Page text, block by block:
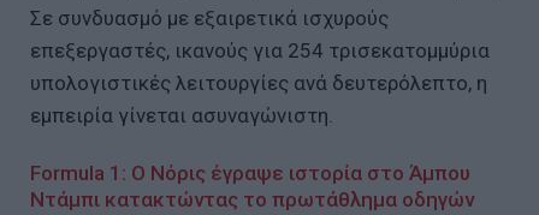
Σε συνδυασμό με εξαιρετικά ισχυρούς
επεξεργαστές, ικανούς για 254 τρισεκατομμύρια
υπολογιστικές λειτουργίες ανά δευτερόλεπτο, η
εμπειρία γίνεται ασυναγώνιστη.
Formula 1: Ο Νόρις έγραψε ιστορία στο Άμπου
Ντάμπι κατακτώντας το πρωτάθλημα οδηγών